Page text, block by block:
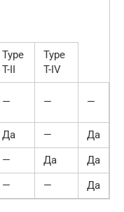
Type
T-II
Type
T-IV
— — —
Да —
Да
— Да
Да
— — Да